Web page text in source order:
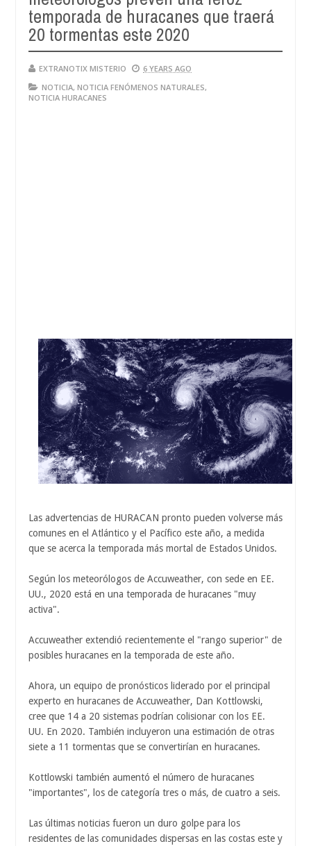
temporada de huracanes que traerá
20 tormentas este 2020
EXTRANOTIX MISTERIO
6 YEARS AGO
NOTICIA, NOTICIA FENÓMENOS NATURALES,
NOTICIA HURACANES
Las advertencias de HURACAN pronto pueden volverse más
comunes en el Atlántico y el Pacífico este año, a medida
que se acerca la temporada más mortal de Estados Unidos.
Según los meteorólogos de Accuweather, con sede en EE.
UU., 2020 está en una temporada de huracanes "muy
activa".
Accuweather extendió recientemente el "rango superior" de
posibles huracanes en la temporada de este año.
Ahora, un equipo de pronósticos liderado por el principal
experto en huracanes de Accuweather, Dan Kottlowski,
cree que 14 a 20 sistemas podrían colisionar con los EE.
UU. En 2020. También incluyeron una estimación de otras
siete a 11 tormentas que se convertirían en huracanes.
Kottlowski también aumentó el número de huracanes
"importantes", los de categoría tres o más, de cuatro a seis.
Las últimas noticias fueron un duro golpe para los
residentes de las comunidades dispersas en las costas este y